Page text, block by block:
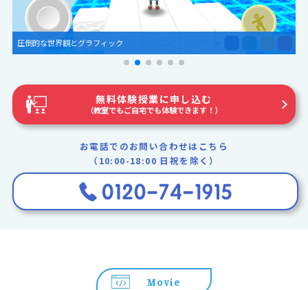
自分の作品を授業の中で発表することも可能です
無料体験授業に申し込む
（教室でもご自宅でも体験できます！）
お電話でのお問い合わせはこちら
（10:00-18:00 日祝を除く）
Movie